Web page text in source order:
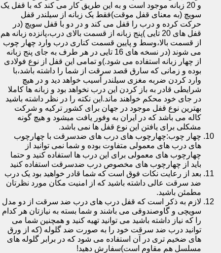
و 20 زبانه موجود است و به این طریق کار می کند که با قفل یک
سویچ (به معنای قفل موقت)فقط یک زبانه از سیلندر قفل
حرکت کرده و درب را قفل می کند و در دو با قفل سویچ (در
قفل های 20 تایی )پنج زبانه از قسمت بالای درب،پانزده زبانه هم
از قسمت بالا،وسط و پایین قسمت کناری درب وارد چهار چوب
می شوند (در نسخه های 16 تایی در هر طرف به جای پنج زبانه
از چهار زبانه استفاده می شود.)و تمامی این قفل از نوع فولادی
بوده و زمانی که سارق قصد سرقت از شما را داشته باشد،با
وارد کردن ضربه مغزی سیلندر آسیب خواهد دید و در هیچ
شرایطی قادر به باز کردن این درب نخواهد بود و زبانه ها کاملا
در جای خود محکم خواهند ماند.این نکته را در نظر داشته باشید
بهترین نوع قفل موجود در جهان برای کشور ترکیه و شرکت
کاله می باشد که در ایران به وفور یافت میشود و هیچ گونه
مشکلی برای یافتن این نوع قفل ها نمی باشد.
چهار چوب:چهارچوب های درب های ضدسرقت با چهارچوب
های درب های معمولی متفاوت بوده و شما نمی توانید از
چهارچوب های معمولی برای این درب ها استفاده کنید و حتما
باید از چهارچوب های مخصوص درب ضدسرقت استفاده کنید
بعد از رعایت نکات فوق است که شما قادر خواهید بود یک درب
ضد سرقت عالی داشته باشید که از امنیت مکان مورد نظرتان
مطمئن باشید.
لازم به ذکر است که قفل درب های درب ضد سرقت از دو مدل
سویچی و گاوصندوقی می باشند و شما بسته به نیازتان هر کدام
را که نیاز داشته باشید می توانید تهیه کنید و همچنین شما می
توانید درب ضد سرقت خود را به صورت ضد گلوله (که از ورق
های ضخیم تری در آن استفاده می شود که در برابر گلوله های
مسلسل هم مقاوم است)سفارش دهید!